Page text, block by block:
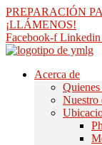
saltar
al
contenido
PREPARACIÓN
¡LLÁMENOS!
Facebook-f Linkedin
Acerca de
Quienes
Nuestro